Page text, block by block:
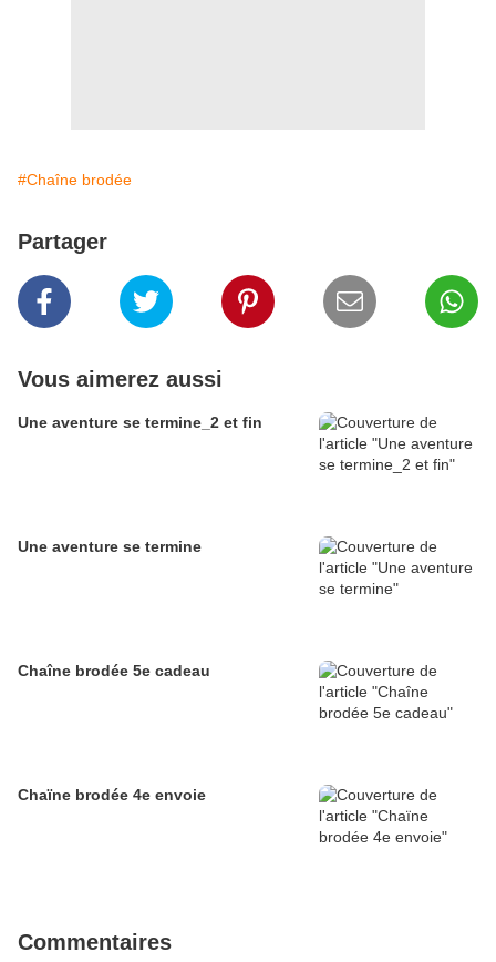
#Chaîne brodée
Partager
Vous aimerez aussi
Une aventure se termine_2 et fin
Une aventure se termine
Chaîne brodée 5e cadeau
Chaïne brodée 4e envoie
Commentaires